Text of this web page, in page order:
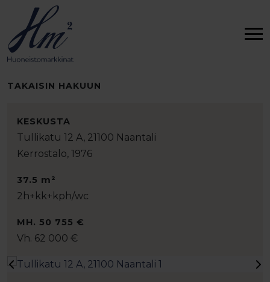
TAKAISIN HAKUUN
KESKUSTA
Tullikatu 12 A, 21100 Naantali
Kerrostalo, 1976
37.5 m²
2h+kk+kph/wc
MH. 50 755 €
Vh. 62 000 €